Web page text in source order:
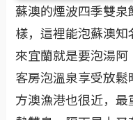
蘇澳的煙波四季雙
樣，這裡能泡蘇澳知
來宜蘭就是要泡湯
客房泡溫泉享受放
方澳漁港也很近，